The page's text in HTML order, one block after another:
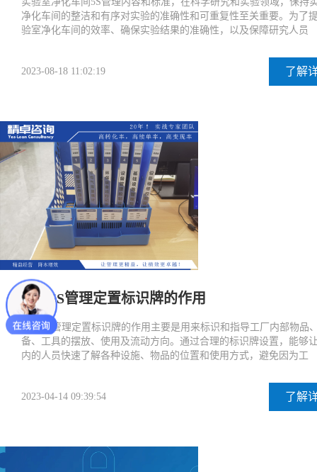
净化车间的整洁和有序对实验的准确性和可重复性至关重要。为了
验室净化车间的效率、确保实验结果的准确性，以及保障研究人员
2023-08-18 11:02:19 了解
车间5S管理定置标识牌的作用
车间5S管理定置标识牌的作用主要是用来标识和指导工厂内部物品
备、工具的摆放、使用及流动方向。通过合理的标识牌设置，能够
内的人员快速了解各种设施、物品的位置和使用方式，避免因为工
2023-04-14 09:39:54 了解